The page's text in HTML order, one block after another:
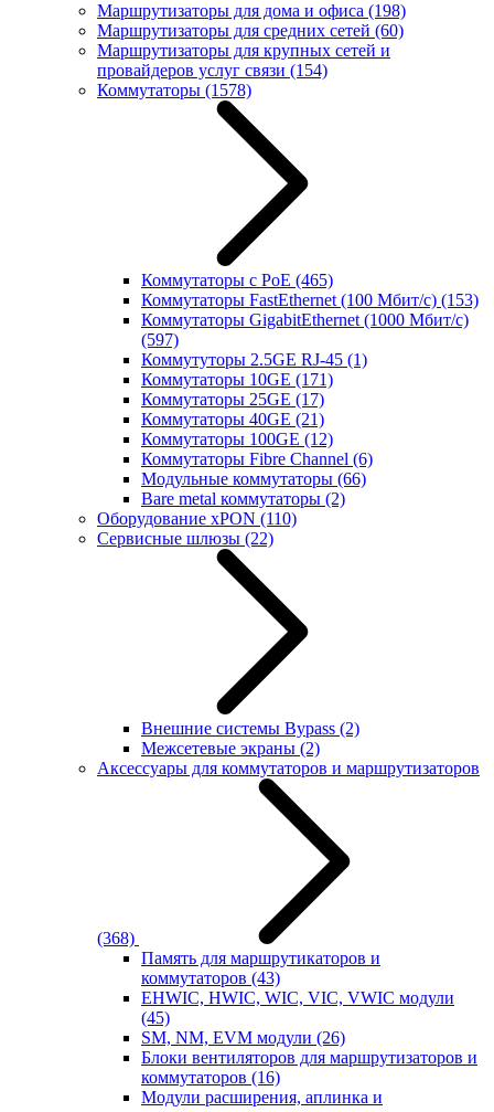
Маршрутизаторы для дома и офиса (198)
Маршрутизаторы для средних сетей (60)
Маршрутизаторы для крупных сетей и
провайдеров услуг связи (154)
Коммутаторы (1578)
Коммутаторы с PoE (465)
Коммутаторы FastEthernet (100 Мбит/с) (153)
Коммутаторы GigabitEthernet (1000 Мбит/с)
(597)
Коммутуторы 2.5GE RJ-45 (1)
Коммутаторы 10GE (171)
Коммутаторы 25GE (17)
Коммутаторы 40GE (21)
Коммутаторы 100GE (12)
Коммутаторы Fibre Channel (6)
Модульные коммутаторы (66)
Bare metal коммутаторы (2)
Оборудование xPON (110)
Сервисные шлюзы (22)
Внешние системы Bypass (2)
Межсетевые экраны (2)
Аксессуары для коммутаторов и маршрутизаторов
(368)
Память для маршрутикаторов и
коммутаторов (43)
EHWIC, HWIC, WIC, VIC, VWIC модули
(45)
SM, NM, EVM модули (26)
Блоки вентиляторов для маршрутизаторов и
коммутаторов (16)
Модули расширения, аплинка и